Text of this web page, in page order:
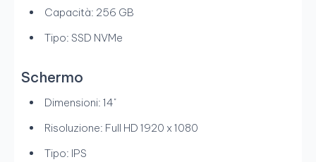
Capacità: 256 GB
Tipo: SSD NVMe
Schermo
Dimensioni: 14"
Risoluzione: Full HD 1920 x 1080
Tipo: IPS